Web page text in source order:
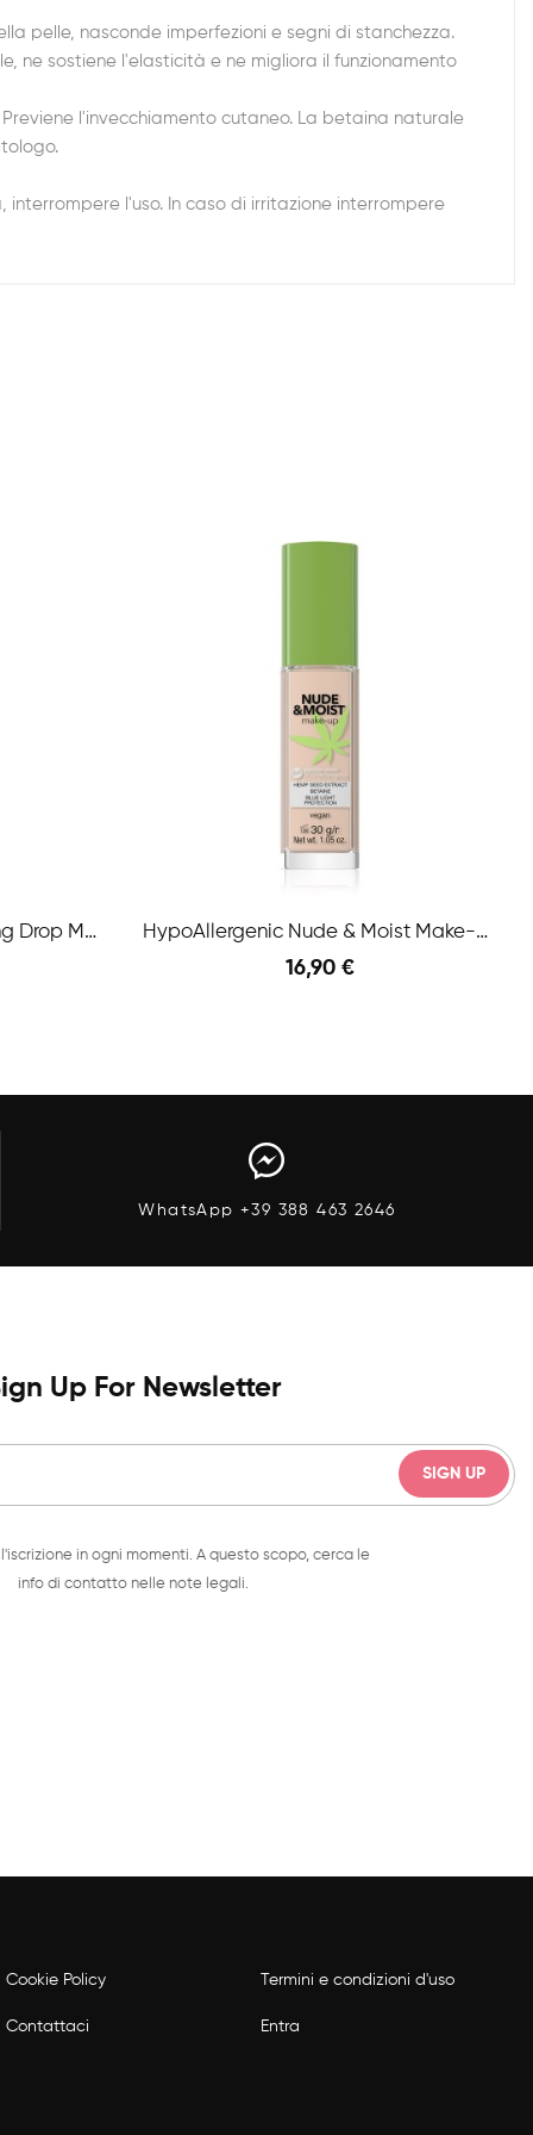
pelle, nasconde imperfezioni e segni di stanchezza.
ne sostiene l'elasticità e ne migliora il funzionamento
l'invecchiamento cutaneo. La betaina naturale
interrompere l'uso. In caso di irritazione interrompere
HypoAllergenic Long Lasting Drop Make-Up 05... HypoAllergenic Nude & Moist Make-Up 02 Beige
16,90 €
WhatsApp +39 388 463 2646
Up For Newsletter
in ogni momenti. A questo scopo, cerca le
info di contatto nelle note legali.
Cookie Policy Termini e condizioni d'uso
Contattaci Entra